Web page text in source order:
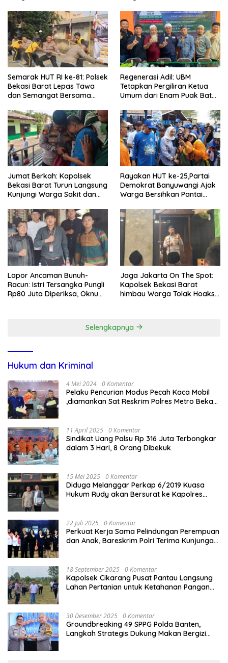
Tindak Tegas Oknum
Anggota Kelompok Ahli
Pemkab
Semarak HUT RI ke-81: Polsek
Bekasi Barat Lepas Tawa
dan Semangat Bersama
Regenerasi Adil: UBM
Tetapkan Pergiliran Ketua
Umum dari Enam Puak Batak
Jumat Berkah: Kapolsek
Bekasi Barat Turun Langsung
Kunjungi Warga Sakit dan
Rayakan HUT ke-25,Partai
Demokrat Banyuwangi Ajak
Warga Bersihkan Pantai
Lapor Ancaman Bunuh-
Racun: Istri Tersangka Pungli
Rp80 Juta Diperiksa, Oknum
Jaga Jakarta On The Spot:
Kapolsek Bekasi Barat
himbau Warga Tolak Hoaks
Selengkapnya
Hukum dan Kriminal
4 Mei 2024 0 Komentar
Pelaku Pencurian Modus Pecah Kaca Mobil
,diamankan Sat Reskrim Polres Metro Bekasi
11 April 2025 0 Komentar
Sindikat Uang Palsu Rp 316 Juta Terbongkar
dalam 3 Hari, 8 Orang Dibekuk
15 Mei 2025 0 Komentar
Diduga Melanggar Perkap 6/2019 Kuasa
Hukum Rudy akan Bersurat ke Kapolres
22 Juli 2025 0 Komentar
Perkuat Kerja Sama Pelindungan Perempuan
dan Anak, Bareskrim Polri Terima Kunjungan
18 September 2025 0 Komentar
Kapolsek Cikarang Pusat Pantau Langsung
Lahan Pertanian untuk Ketahanan Pangan
30 Desember 2025 0 Komentar
Groundbreaking 49 SPPG Polda Banten,
Langkah Strategis Dukung Makan Bergizi